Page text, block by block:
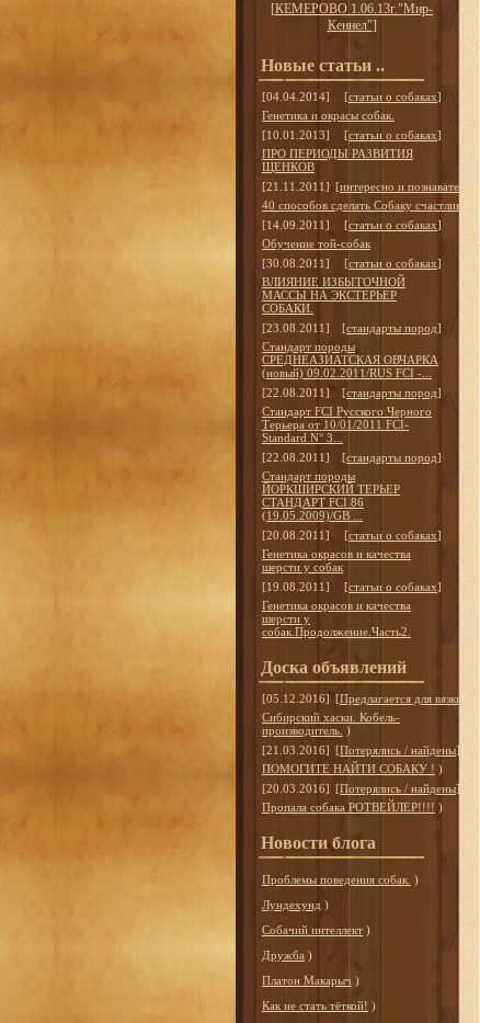
[КЕМЕРОВО 1.06.13г."Мир-
Кеннел"]
Новые статьи ..
[04.04.2014] [статьи о собаках]
Генетика и окрасы собак.
[10.01.2013]
[статьи о собаках]
ПРО ПЕРИОДЫ РАЗВИТИЯ
ЩЕНКОВ
[21.11.2011] [интересно и познавательно
40 способов сделать Собаку счастливой
[14.09.2011]
[статьи о собаках]
Обучение той-собак
[30.08.2011]
[статьи о собаках]
ВЛИЯНИЕ ИЗБЫТОЧНОЙ
МАССЫ НА ЭКСТЕРЬЕР
СОБАКИ.
[23.08.2011]
[стандарты пород]
Стандарт породы
СРЕДНЕАЗИАТСКАЯ ОВЧАРКА
(новый) 09.02.2011/RUS FCI -...
[22.08.2011]
[стандарты пород]
Стандарт FCI Русского Черного
Терьера от 10/01/2011 FCI-
Standard N° 3...
[22.08.2011]
[стандарты пород]
Стандарт породы
ЙОРКШИРСКИЙ ТЕРЬЕР
СТАНДАРТ FCI 86
(19.05.2009)/GB ...
[20.08.2011]
[статьи о собаках]
Генетика окрасов и качества
шерсти у собак
[19.08.2011]
[статьи о собаках]
Генетика окрасов и качества
шерсти у
собак.Продолжение.Часть2.
Доска объявлений
[05.12.2016] [Предлагается для вязки
Сибирский хаски. Кобель-
производитель. )
[21.03.2016] [Потерялись / найдены]
ПОМОГИТЕ НАЙТИ СОБАКУ ! )
[20.03.2016] [Потерялись / найдены]
Пропала собака РОТВЕЙЛЕР!!!! )
Новости блога
Проблемы поведения собак. )
Лундехунд )
Собачий интеллект )
Дружба )
Платон Макарыч )
Как не стать тёткой! )